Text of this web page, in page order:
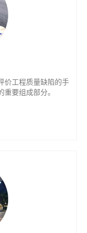
价工程质量缺陷的手
要组成部分。